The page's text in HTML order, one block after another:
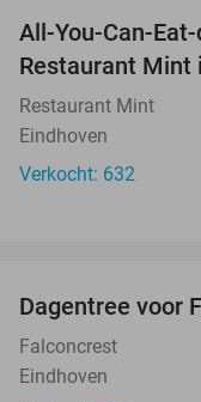
All-You-Can-
Restaurant Mint
Restaurant Mint
Eindhoven
Verkocht: 632
Dagentree voor
Falconcrest
Eindhoven